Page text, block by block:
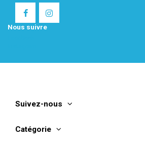
Nous suivre
Catégorie
Suivez-nous